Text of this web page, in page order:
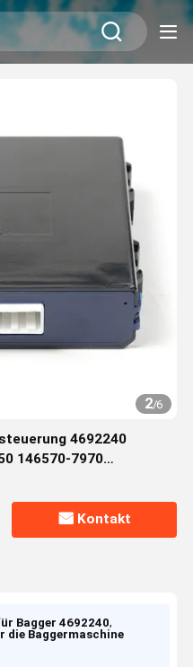
2/6
4692240
146570-7970
Kontakt
Bagger 4692240,
die Baggermaschine